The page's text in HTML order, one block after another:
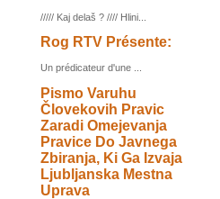
///// Kaj delaš ? //// Hlini...
Rog RTV Présente:
Un prédicateur d'une ...
Pismo Varuhu
Človekovih Pravic
Zaradi Omejevanja
Pravice Do Javnega
Zbiranja, Ki Ga Izvaja
Ljubljanska Mestna
Uprava